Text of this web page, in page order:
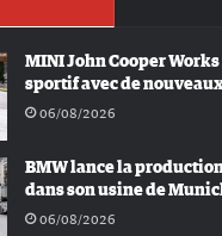
MINI John Cooper
sportif avec de
06/08/2026
BMW lance la
dans son usine de
06/08/2026